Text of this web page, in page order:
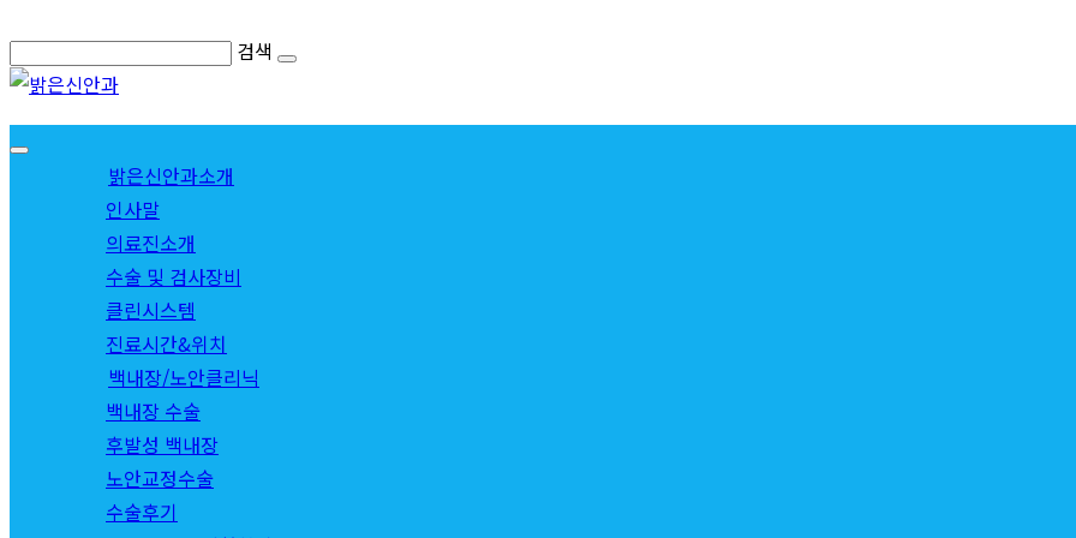
to
content
검색
밝은신안과소개
인사말
의료진소개
수술 및 검사장비
클린시스템
진료시간&위치
백내장/노안클리닉
백내장 수술
후발성 백내장
노안교정수술
수술후기